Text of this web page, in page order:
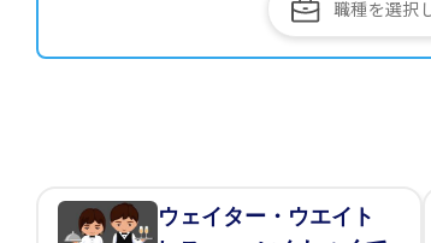
ウェイター・ウエイト